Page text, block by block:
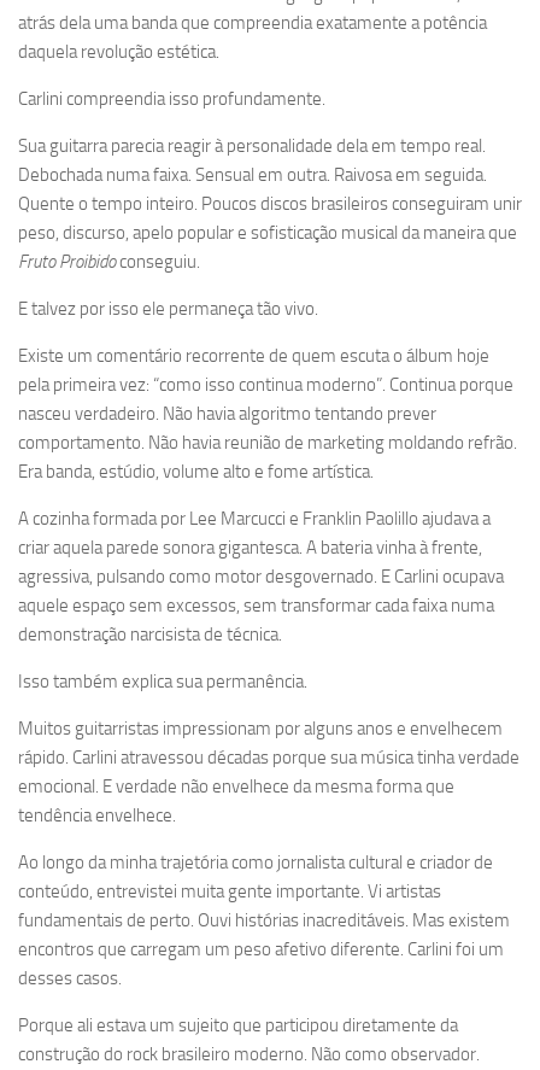
atrás dela uma banda que compreendia exatamente a potência
daquela revolução estética.
Carlini compreendia isso profundamente.
Sua guitarra parecia reagir à personalidade dela em tempo real.
Debochada numa faixa. Sensual em outra. Raivosa em seguida.
Quente o tempo inteiro. Poucos discos brasileiros conseguiram unir
peso, discurso, apelo popular e sofisticação musical da maneira que
Fruto Proibidoconseguiu.
E talvez por isso ele permaneça tão vivo.
Existe um comentário recorrente de quem escuta o álbum hoje
pela primeira vez: “como isso continua moderno”. Continua porque
nasceu verdadeiro. Não havia algoritmo tentando prever
comportamento. Não havia reunião de marketing moldando refrão.
Era banda, estúdio, volume alto e fome artística.
A cozinha formada por Lee Marcucci e Franklin Paolillo ajudava a
criar aquela parede sonora gigantesca. A bateria vinha à frente,
agressiva, pulsando como motor desgovernado. E Carlini ocupava
aquele espaço sem excessos, sem transformar cada faixa numa
demonstração narcisista de técnica.
Isso também explica sua permanência.
Muitos guitarristas impressionam por alguns anos e envelhecem
rápido. Carlini atravessou décadas porque sua música tinha verdade
emocional. E verdade não envelhece da mesma forma que
tendência envelhece.
Ao longo da minha trajetória como jornalista cultural e criador de
conteúdo, entrevistei muita gente importante. Vi artistas
fundamentais de perto. Ouvi histórias inacreditáveis. Mas existem
encontros que carregam um peso afetivo diferente. Carlini foi um
desses casos.
Porque ali estava um sujeito que participou diretamente da
construção do rock brasileiro moderno. Não como observador.